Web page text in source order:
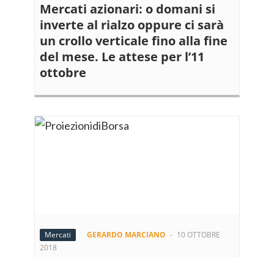
Mercati azionari: o domani si
inverte al rialzo oppure ci sarà
un crollo verticale fino alla fine
del mese. Le attese per l’11
ottobre
Mercati GERARDO MARCIANO - 10 OTTOBRE
2018